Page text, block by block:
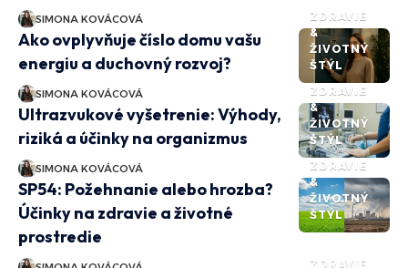
SIMONA KOVÁCOVÁ
ZDRAVIE
&
ŽIVOTNÝ
ŠTÝL
Ako ovplyvňuje číslo domu vašu
energiu a duchovný rozvoj?
SIMONA KOVÁCOVÁ
ZDRAVIE
&
ŽIVOTNÝ
ŠTÝL
Ultrazvukové vyšetrenie: Výhody,
riziká a účinky na organizmus
SIMONA KOVÁCOVÁ
ZDRAVIE
&
ŽIVOTNÝ
ŠTÝL
SP54: Požehnanie alebo hrozba?
Účinky na zdravie a životné
prostredie
ZDRAVIE